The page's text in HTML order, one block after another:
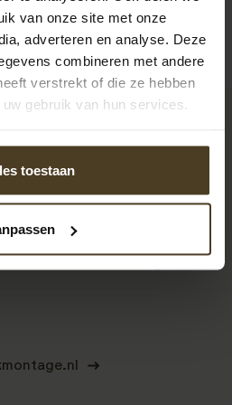
van onze site met onze
adverteren en analyse. Deze
combineren met andere
verstrekt of die ze hebben
gebruik van hun services.
toestaan
9
Klanten beoordelen